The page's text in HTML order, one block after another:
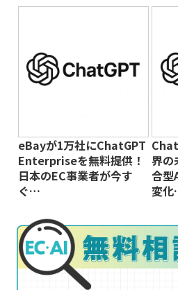
eBayが1万社にChatGPT
Enterpriseを無料提供！
日本のEC事業者が今す
ぐ…
界の
合型
変